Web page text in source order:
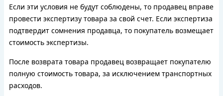
Если эти условия не будут соблюдены, то продавец вправе
провести экспертизу товара за свой счет. Если экспертиза
подтвердит сомнения продавца, то покупатель возмещает
стоимость экспертизы.
После возврата товара продавец возвращает покупателю
полную стоимость товара, за исключением транспортных
расходов.